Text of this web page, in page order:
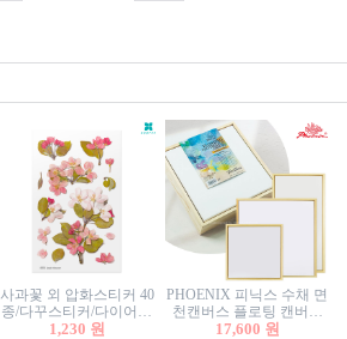
사과꽃 외 압화스티커 40
종/다꾸스티커/다이어리
꾸미기/꽃스티커/자연물
1,230 원
PHOENIX 피닉스 수채 면
천캔버스 플로팅 캔버스
프레임세트 30x30cm/액자
17,600 원